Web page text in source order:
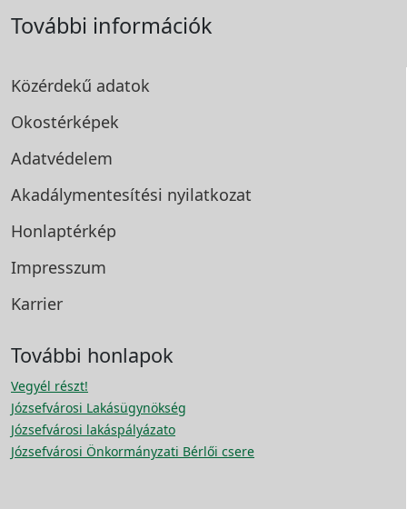
További információk
Közérdekű adatok
Okostérképek
Adatvédelem
Akadálymentesítési nyilatkozat
Honlaptérkép
Impresszum
Karrier
További honlapok
Vegyél részt!
Józsefvárosi Lakásügynökség
Józsefvárosi lakáspályázato
Józsefvárosi Önkormányzati Bérlői csere